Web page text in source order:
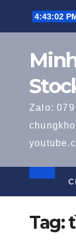
4:43:02
Zalo:
Tag: